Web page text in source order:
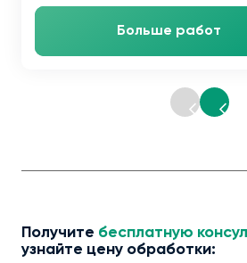
Больше работ
Получите бесплатную
узнайте цену обработки: